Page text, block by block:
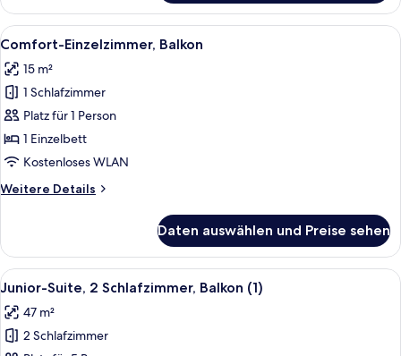
Suite,
2 Schlafzimmer
(1)
Alle
Fotos
für
Comfort-
Einzelzimmer,
Balkon
anzeigen
Ein Hotelzimmer mit einem Bett,
5
Comfort-Einzelzimmer, Balkon
15 m²
1 Schlafzimmer
Platz für 1 Person
1 Einzelbett
Kostenloses WLAN
Weitere Details
Weitere
Einzelzimmer,
Balkon
Daten auswählen und Preise sehen
Alle
Fotos
für
Junior-
Ein Hotelzimmer mit einem Bett,
8
Junior-Suite, 2 Schlafzimmer, Balkon (1)
47 m²
2 Schlafzimmer